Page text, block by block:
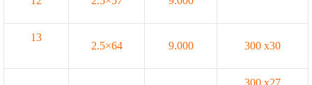
13
2.5×64 9.000 300 x30
300 x27